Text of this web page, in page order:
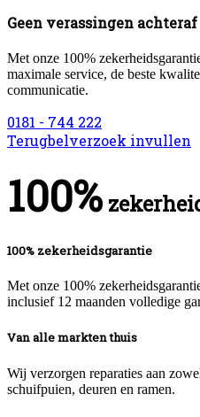
Geen verassingen achteraf
Met onze 100%
maximale service, de beste
communicatie.
0181 - 744 222
Terugbelverzoek invullen
100%
100% zekerheidsgarantie
Met onze 100%
inclusief 12 maanden volledige
Van alle markten thuis
Wij verzorgen reparaties aan
schuifpuien, deuren en ramen.